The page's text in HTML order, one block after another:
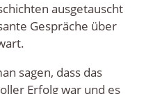
aus­ge­tauscht
Gesprä­che über
sagen, dass das
Erfolg war und es